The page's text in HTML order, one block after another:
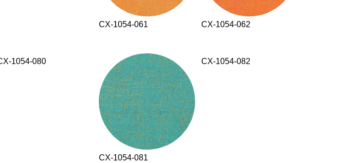
CX-1054-061 CX-1054-062
1054-080
CX-1054-081
CX-1054-082